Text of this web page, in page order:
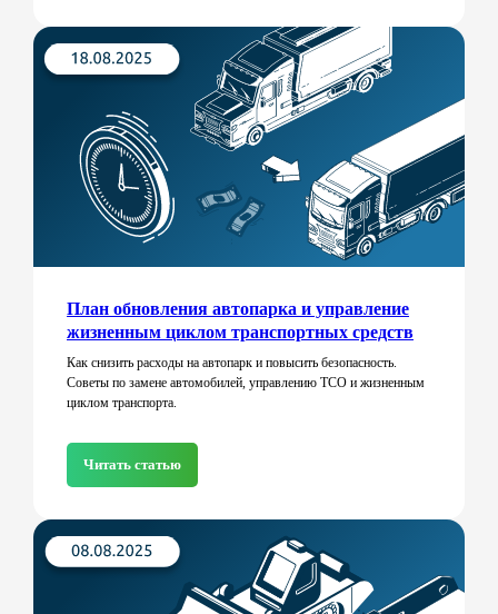
План обновления автопарка и управление
жизненным циклом транспортных средств
Как снизить расходы на автопарк и повысить безопасность.
Советы по замене автомобилей, управлению TCO и жизненным
циклом транспорта.
Читать статью